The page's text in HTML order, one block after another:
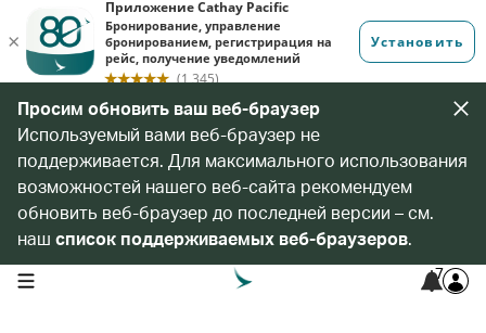
Просим обновить ваш веб-браузер
Используемый вами веб-браузер не
поддерживается. Для максимального использования
возможностей нашего веб-сайта рекомендуем
обновить веб-браузер до последней версии – см.
наш список поддерживаемых веб-браузеров.
open navigation menu 7